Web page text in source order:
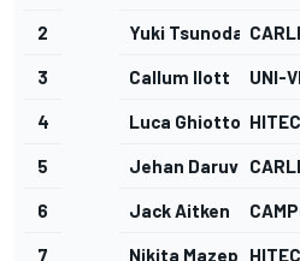
2 Yuki Tsunoda
3 Callum Ilott UNI-
4 Luca Ghiotto
5 Jehan Daruvala
6 Jack Aitken
7 Nikita Mazepin